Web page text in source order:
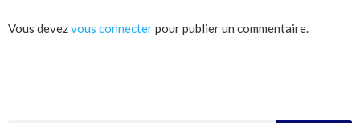
Vous devezvous connecterpour publier un commentaire.